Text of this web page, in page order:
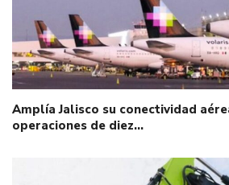
Amplía Jalisco su conectividad
operaciones de diez…